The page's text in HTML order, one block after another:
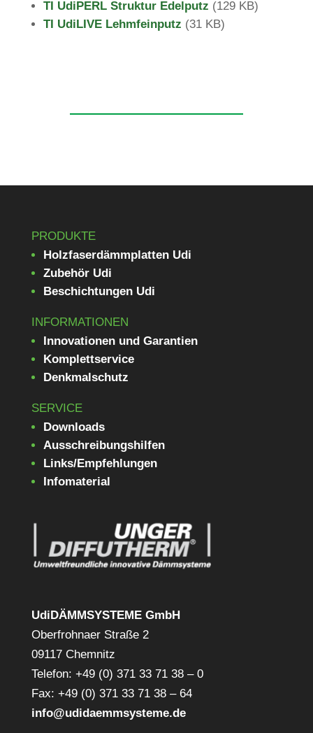
TI Udi­PERL Struktur Edel­putz (129 KB)
TI Udi­LIVE Lehm­fein­putz (31 KB)
PRODUKTE
Holzfaserdämmplatten Udi
Zubehör Udi
Beschichtungen Udi
INFORMATIONEN
Innovationen und Garantien
Komplettservice
Denkmalschutz
SERVICE
Downloads
Ausschreibungshilfen
Links/Empfehlungen
Infomaterial
UdiDÄMMSYSTEME GmbH
Oberfrohnaer Straße 2
09117 Chemnitz
Telefon: +49 (0) 371 33 71 38 – 0
Fax: +49 (0) 371 33 71 38 – 64
info@udidaemmsysteme.de